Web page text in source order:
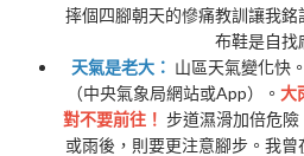
摔個四腳朝天的慘痛教訓讓我
布鞋是自找
天氣是老大： 山區天氣變化快。
（中央氣象局網站或App）。 大
對不要前往！ 步道濕滑加倍危
或雨後，則要更注意腳步。我